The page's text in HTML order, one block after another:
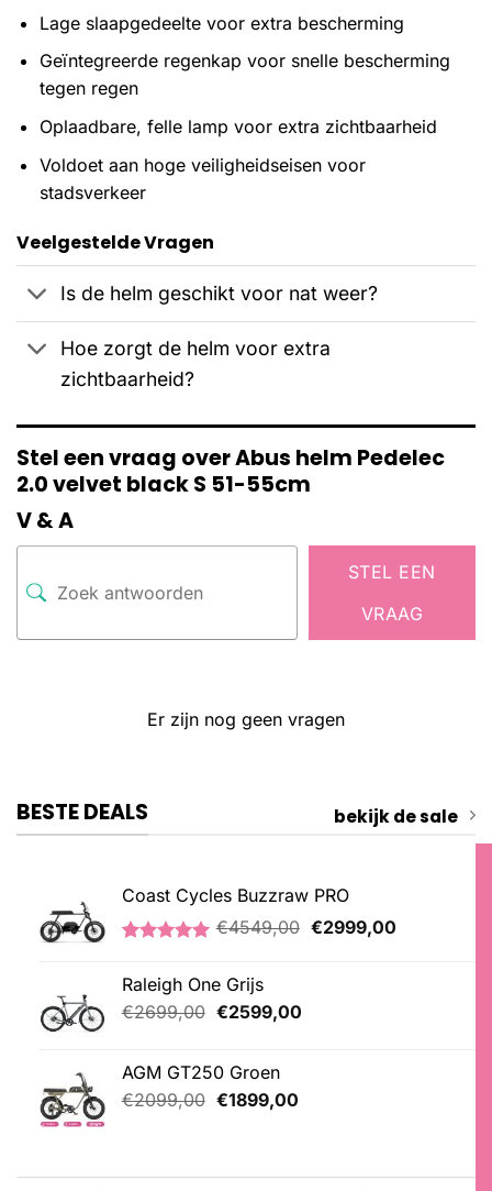
Lage slaapgedeelte voor extra bescherming
Geïntegreerde regenkap voor snelle bescherming
tegen regen
Oplaadbare, felle lamp voor extra zichtbaarheid
Voldoet aan hoge veiligheidseisen voor
stadsverkeer
Veelgestelde Vragen
Is de helm geschikt voor nat weer?
Hoe zorgt de helm voor extra
zichtbaarheid?
Stel een vraag over Abus helm Pedelec
2.0 velvet black S 51-55cm
V & A
STEL EEN
VRAAG
Er zijn nog geen vragen
BESTE DEALS bekijk de sale
Coast Cycles Buzzraw PRO
gebaseerd
op
klantbeoordeling
€4549,00 Oorspronkelijke
€2999,00Huidige
Raleigh One Grijs
€2699,00 Oorspronkelijke
€2699,00.
€2599,00Huidige
AGM GT250 Groen
€2099,00 Oorspronkelijke
€1899,00Huidige